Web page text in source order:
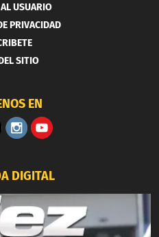
USUARIO
PRIVACIDAD
SITIO
EN
DIGITAL